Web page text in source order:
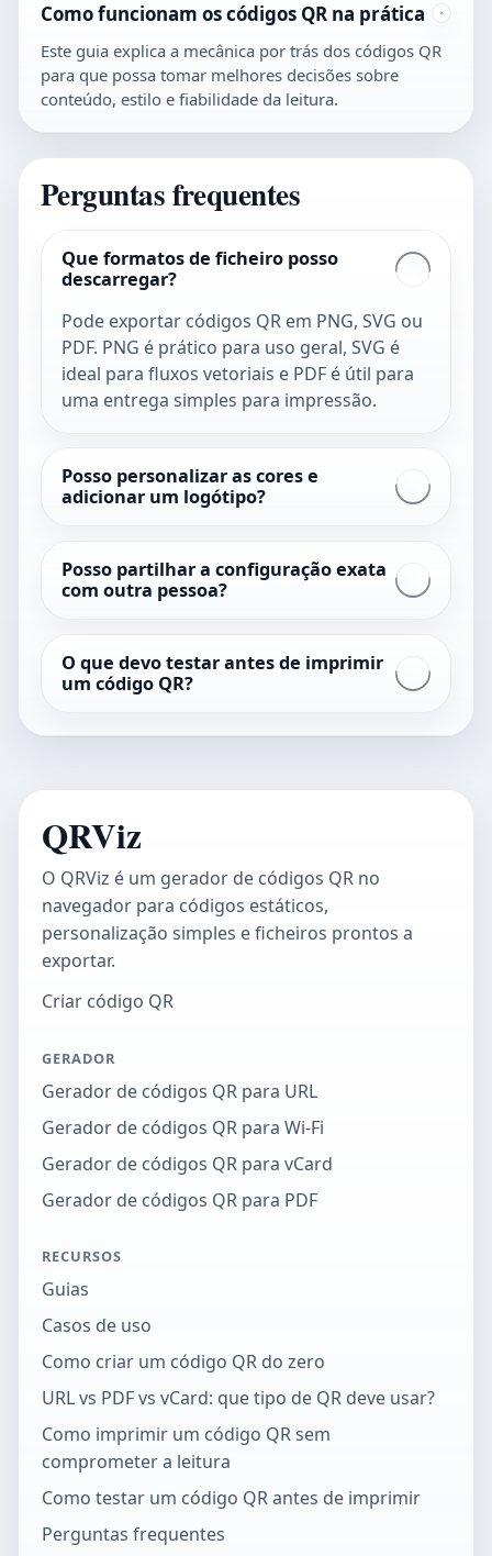
Como funcionam os códigos QR na prática
Este guia explica a mecânica por trás dos códigos QR
para que possa tomar melhores decisões sobre
conteúdo, estilo e fiabilidade da leitura.
Perguntas frequentes
Que formatos de ficheiro posso
descarregar?
Pode exportar códigos QR em PNG, SVG ou
PDF. PNG é prático para uso geral, SVG é
ideal para fluxos vetoriais e PDF é útil para
uma entrega simples para impressão.
Posso personalizar as cores e
adicionar um logótipo?
Posso partilhar a configuração exata
com outra pessoa?
O que devo testar antes de imprimir
um código QR?
QRViz
O QRViz é um gerador de códigos QR no
navegador para códigos estáticos,
personalização simples e ficheiros prontos a
exportar.
Criar código QR
GERADOR
Gerador de códigos QR para URL
Gerador de códigos QR para Wi-Fi
Gerador de códigos QR para vCard
Gerador de códigos QR para PDF
RECURSOS
Guias
Casos de uso
Como criar um código QR do zero
URL vs PDF vs vCard: que tipo de QR deve usar?
Como imprimir um código QR sem
comprometer a leitura
Como testar um código QR antes de imprimir
Perguntas frequentes